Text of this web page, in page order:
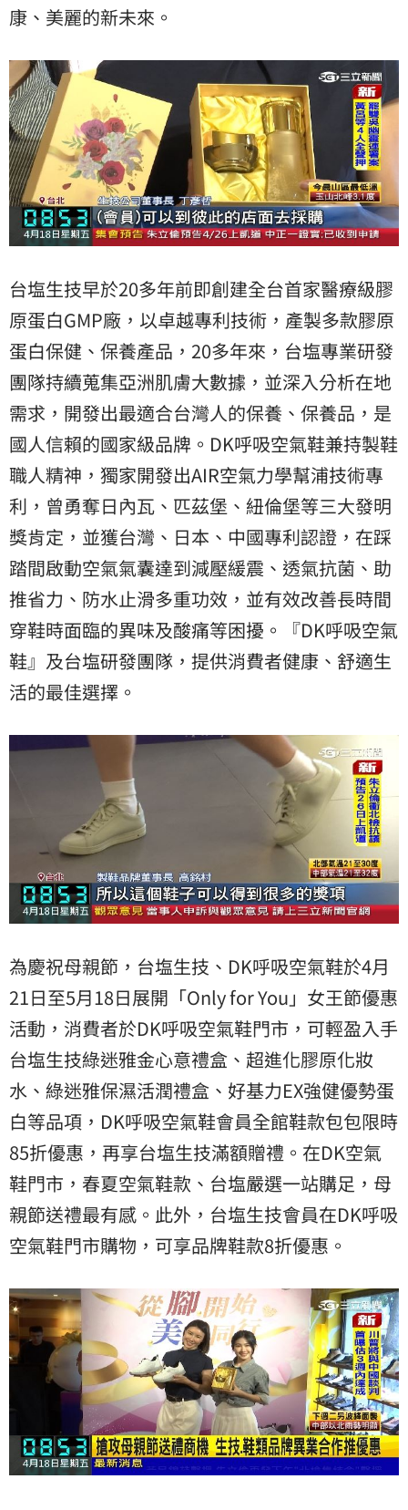
康、美麗的新未來。
台塩生技早於20多年前即創建全台首家醫療級膠
原蛋白GMP廠，以卓越專利技術，產製多款膠原
蛋白保健、保養產品，20多年來，台塩專業研發
團隊持續蒐集亞洲肌膚大數據，並深入分析在地
需求，開發出最適合台灣人的保養、保養品，是
國人信賴的國家級品牌。DK呼吸空氣鞋兼持製鞋
職人精神，獨家開發出AIR空氣力學幫浦技術專
利，曾勇奪日內瓦、匹茲堡、紐倫堡等三大發明
獎肯定，並獲台灣、日本、中國專利認證，在踩
踏間啟動空氣氣囊達到減壓緩震、透氣抗菌、助
推省力、防水止滑多重功效，並有效改善長時間
穿鞋時面臨的異味及酸痛等困擾。『DK呼吸空氣
鞋』及台塩研發團隊，提供消費者健康、舒適生
活的最佳選擇。
為慶祝母親節，台塩生技、DK呼吸空氣鞋於4月
21日至5月18日展開「Only for You」女王節優惠
活動，消費者於DK呼吸空氣鞋門市，可輕盈入手
台塩生技綠迷雅金心意禮盒、超進化膠原化妝
水、綠迷雅保濕活潤禮盒、好基力EX強健優勢蛋
白等品項，DK呼吸空氣鞋會員全館鞋款包包限時
85折優惠，再享台塩生技滿額贈禮。在DK空氣
鞋門市，春夏空氣鞋款、台塩嚴選一站購足，母
親節送禮最有感。此外，台塩生技會員在DK呼吸
空氣鞋門市購物，可享品牌鞋款8折優惠。